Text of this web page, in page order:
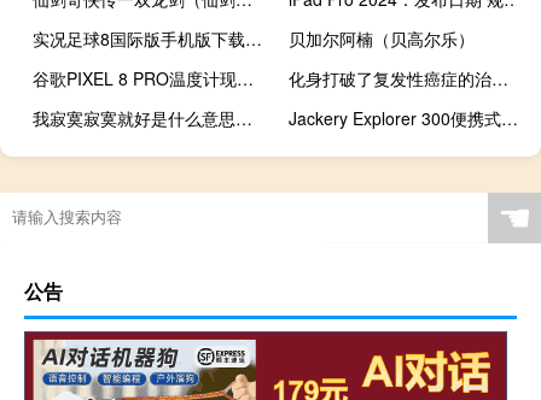
实况足球8国际版手机版下载（实况足球8国际版）
贝加尔阿楠（贝高尔乐）
谷歌PIXEL 8 PRO温度计现在可以测量体温
化身打破了复发性癌症的治疗耐药性
我寂寞寂寞就好是什么意思（我寂寞寂寞就好歌词）
Jackery Explorer 300便携式发电站获得40%的折扣
☚
公告